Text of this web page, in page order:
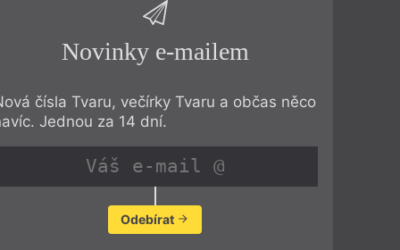
Novinky e-mailem
čísla Tvaru, večírky Tvaru a občas něco
Jednou za 14 dní.
Odebírat